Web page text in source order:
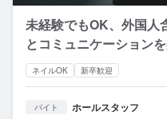
未経験でもOK、外国人
とコミュニケーション
ネイルOK 新卒歓迎
バイト ホールスタッフ